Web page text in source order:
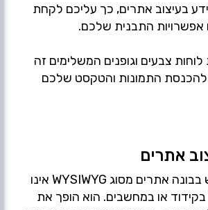
ידע בעיצוב אתרים, כך עליכם לקחת
לוחות צבעים וגופנים המשלימים זה
להכנסת התמונות והטקסט שלכם
אתרים
בהתחלה, שימוש בבונה אתרים מסוג WYSIWYG אינו
בקידוד או במחשבים. הוא הופך את